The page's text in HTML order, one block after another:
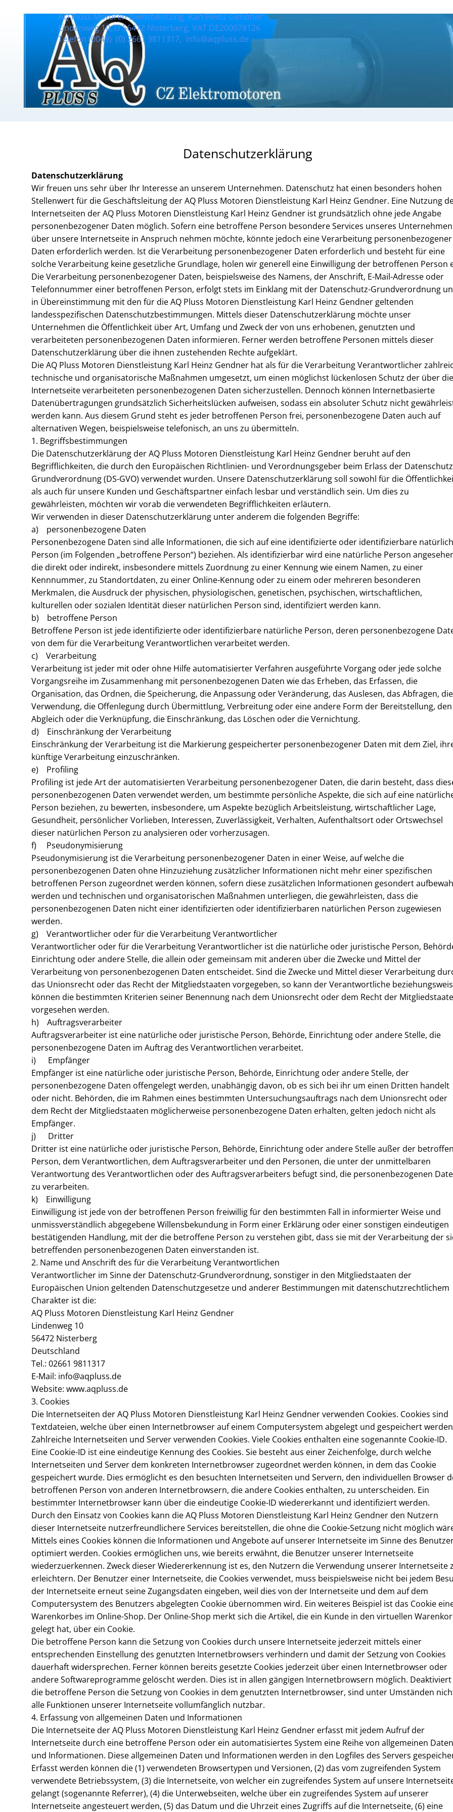
AQ Pluss Motoren Dienstleistung Karl Heinz Gendner
Lindenweg 10, D 56472 Nisterberg, VAT DE200078126
Telefon (0049) (0) 2661 9811317, info@aqpluss.de
Datenschutzerklärung
Datenschutzerklärung
Wir freuen uns sehr über Ihr Interesse an unserem Unternehmen. Datenschutz hat einen besonders hohen
Stellenwert für die Geschäftsleitung der AQ Pluss Motoren Dienstleistung Karl Heinz Gendner. Eine Nutzung
Internetseiten der AQ Pluss Motoren Dienstleistung Karl Heinz Gendner ist grundsätzlich ohne jede Angabe
personenbezogener Daten möglich. Sofern eine betroffene Person besondere Services unseres
über unsere Internetseite in Anspruch nehmen möchte, könnte jedoch eine Verarbeitung personenbezogener
Daten erforderlich werden. Ist die Verarbeitung personenbezogener Daten erforderlich und besteht für eine
solche Verarbeitung keine gesetzliche Grundlage, holen wir generell eine Einwilligung der betroffenen Person
Die Verarbeitung personenbezogener Daten, beispielsweise des Namens, der Anschrift, E-Mail-Adresse oder
Telefonnummer einer betroffenen Person, erfolgt stets im Einklang mit der Datenschutz-Grundverordnung
in Übereinstimmung mit den für die AQ Pluss Motoren Dienstleistung Karl Heinz Gendner geltenden
landesspezifischen Datenschutzbestimmungen. Mittels dieser Datenschutzerklärung möchte unser
Unternehmen die Öffentlichkeit über Art, Umfang und Zweck der von uns erhobenen, genutzten und
verarbeiteten personenbezogenen Daten informieren. Ferner werden betroffene Personen mittels dieser
Datenschutzerklärung über die ihnen zustehenden Rechte aufgeklärt.
Die AQ Pluss Motoren Dienstleistung Karl Heinz Gendner hat als für die Verarbeitung Verantwortlicher
technische und organisatorische Maßnahmen umgesetzt, um einen möglichst lückenlosen Schutz der über
Internetseite verarbeiteten personenbezogenen Daten sicherzustellen. Dennoch können Internetbasierte
Datenübertragungen grundsätzlich Sicherheitslücken aufweisen, sodass ein absoluter Schutz nicht
werden kann. Aus diesem Grund steht es jeder betroffenen Person frei, personenbezogene Daten auch auf
alternativen Wegen, beispielsweise telefonisch, an uns zu übermitteln.
1. Begriffsbestimmungen
Die Datenschutzerklärung der AQ Pluss Motoren Dienstleistung Karl Heinz Gendner beruht auf den
Begrifflichkeiten, die durch den Europäischen Richtlinien- und Verordnungsgeber beim Erlass der
Grundverordnung (DS-GVO) verwendet wurden. Unsere Datenschutzerklärung soll sowohl für die
als auch für unsere Kunden und Geschäftspartner einfach lesbar und verständlich sein. Um dies zu
gewährleisten, möchten wir vorab die verwendeten Begrifflichkeiten erläutern.
Wir verwenden in dieser Datenschutzerklärung unter anderem die folgenden Begriffe:
a) personenbezogene Daten
Personenbezogene Daten sind alle Informationen, die sich auf eine identifizierte oder identifizierbare
Person (im Folgenden „betroffene Person“) beziehen. Als identifizierbar wird eine natürliche Person
die direkt oder indirekt, insbesondere mittels Zuordnung zu einer Kennung wie einem Namen, zu einer
Kennnummer, zu Standortdaten, zu einer Online-Kennung oder zu einem oder mehreren besonderen
Merkmalen, die Ausdruck der physischen, physiologischen, genetischen, psychischen, wirtschaftlichen,
kulturellen oder sozialen Identität dieser natürlichen Person sind, identifiziert werden kann.
b) betroffene Person
Betroffene Person ist jede identifizierte oder identifizierbare natürliche Person, deren personenbezogene
von dem für die Verarbeitung Verantwortlichen verarbeitet werden.
c) Verarbeitung
Verarbeitung ist jeder mit oder ohne Hilfe automatisierter Verfahren ausgeführte Vorgang oder jede solche
Vorgangsreihe im Zusammenhang mit personenbezogenen Daten wie das Erheben, das Erfassen, die
Organisation, das Ordnen, die Speicherung, die Anpassung oder Veränderung, das Auslesen, das Abfragen, die
Verwendung, die Offenlegung durch Übermittlung, Verbreitung oder eine andere Form der Bereitstellung, den
Abgleich oder die Verknüpfung, die Einschränkung, das Löschen oder die Vernichtung.
d) Einschränkung der Verarbeitung
Einschränkung der Verarbeitung ist die Markierung gespeicherter personenbezogener Daten mit dem Ziel,
künftige Verarbeitung einzuschränken.
e) Profiling
Profiling ist jede Art der automatisierten Verarbeitung personenbezogener Daten, die darin besteht, dass
personenbezogenen Daten verwendet werden, um bestimmte persönliche Aspekte, die sich auf eine
Person beziehen, zu bewerten, insbesondere, um Aspekte bezüglich Arbeitsleistung, wirtschaftlicher Lage,
Gesundheit, persönlicher Vorlieben, Interessen, Zuverlässigkeit, Verhalten, Aufenthaltsort oder Ortswechsel
dieser natürlichen Person zu analysieren oder vorherzusagen.
f) Pseudonymisierung
Pseudonymisierung ist die Verarbeitung personenbezogener Daten in einer Weise, auf welche die
personenbezogenen Daten ohne Hinzuziehung zusätzlicher Informationen nicht mehr einer spezifischen
betroffenen Person zugeordnet werden können, sofern diese zusätzlichen Informationen gesondert
werden und technischen und organisatorischen Maßnahmen unterliegen, die gewährleisten, dass die
personenbezogenen Daten nicht einer identifizierten oder identifizierbaren natürlichen Person zugewiesen
werden.
g) Verantwortlicher oder für die Verarbeitung Verantwortlicher
Verantwortlicher oder für die Verarbeitung Verantwortlicher ist die natürliche oder juristische Person,
Einrichtung oder andere Stelle, die allein oder gemeinsam mit anderen über die Zwecke und Mittel der
Verarbeitung von personenbezogenen Daten entscheidet. Sind die Zwecke und Mittel dieser Verarbeitung
das Unionsrecht oder das Recht der Mitgliedstaaten vorgegeben, so kann der Verantwortliche
können die bestimmten Kriterien seiner Benennung nach dem Unionsrecht oder dem Recht der
vorgesehen werden.
h) Auftragsverarbeiter
Auftragsverarbeiter ist eine natürliche oder juristische Person, Behörde, Einrichtung oder andere Stelle, die
personenbezogene Daten im Auftrag des Verantwortlichen verarbeitet.
i) Empfänger
Empfänger ist eine natürliche oder juristische Person, Behörde, Einrichtung oder andere Stelle, der
personenbezogene Daten offengelegt werden, unabhängig davon, ob es sich bei ihr um einen Dritten handelt
oder nicht. Behörden, die im Rahmen eines bestimmten Untersuchungsauftrags nach dem Unionsrecht oder
dem Recht der Mitgliedstaaten möglicherweise personenbezogene Daten erhalten, gelten jedoch nicht als
Empfänger.
j) Dritter
Dritter ist eine natürliche oder juristische Person, Behörde, Einrichtung oder andere Stelle außer der
Person, dem Verantwortlichen, dem Auftragsverarbeiter und den Personen, die unter der unmittelbaren
Verantwortung des Verantwortlichen oder des Auftragsverarbeiters befugt sind, die personenbezogenen
zu verarbeiten.
k) Einwilligung
Einwilligung ist jede von der betroffenen Person freiwillig für den bestimmten Fall in informierter Weise und
unmissverständlich abgegebene Willensbekundung in Form einer Erklärung oder einer sonstigen eindeutigen
bestätigenden Handlung, mit der die betroffene Person zu verstehen gibt, dass sie mit der Verarbeitung der
betreffenden personenbezogenen Daten einverstanden ist.
2. Name und Anschrift des für die Verarbeitung Verantwortlichen
Verantwortlicher im Sinne der Datenschutz-Grundverordnung, sonstiger in den Mitgliedstaaten der
Europäischen Union geltenden Datenschutzgesetze und anderer Bestimmungen mit datenschutzrechtlichem
Charakter ist die:
AQ Pluss Motoren Dienstleistung Karl Heinz Gendner
Lindenweg 10
56472 Nisterberg
Deutschland
Tel.: 02661 9811317
E-Mail: info@aqpluss.de
Website: www.aqpluss.de
3. Cookies
Die Internetseiten der AQ Pluss Motoren Dienstleistung Karl Heinz Gendner verwenden Cookies. Cookies sind
Textdateien, welche über einen Internetbrowser auf einem Computersystem abgelegt und gespeichert
Zahlreiche Internetseiten und Server verwenden Cookies. Viele Cookies enthalten eine sogenannte Cookie-ID.
Eine Cookie-ID ist eine eindeutige Kennung des Cookies. Sie besteht aus einer Zeichenfolge, durch welche
Internetseiten und Server dem konkreten Internetbrowser zugeordnet werden können, in dem das Cookie
gespeichert wurde. Dies ermöglicht es den besuchten Internetseiten und Servern, den individuellen Browser
betroffenen Person von anderen Internetbrowsern, die andere Cookies enthalten, zu unterscheiden. Ein
bestimmter Internetbrowser kann über die eindeutige Cookie-ID wiedererkannt und identifiziert werden.
Durch den Einsatz von Cookies kann die AQ Pluss Motoren Dienstleistung Karl Heinz Gendner den Nutzern
dieser Internetseite nutzerfreundlichere Services bereitstellen, die ohne die Cookie-Setzung nicht möglich
Mittels eines Cookies können die Informationen und Angebote auf unserer Internetseite im Sinne des
optimiert werden. Cookies ermöglichen uns, wie bereits erwähnt, die Benutzer unserer Internetseite
wiederzuerkennen. Zweck dieser Wiedererkennung ist es, den Nutzern die Verwendung unserer Internetseite
erleichtern. Der Benutzer einer Internetseite, die Cookies verwendet, muss beispielsweise nicht bei jedem
der Internetseite erneut seine Zugangsdaten eingeben, weil dies von der Internetseite und dem auf dem
Computersystem des Benutzers abgelegten Cookie übernommen wird. Ein weiteres Beispiel ist das Cookie
Warenkorbes im Online-Shop. Der Online-Shop merkt sich die Artikel, die ein Kunde in den virtuellen
gelegt hat, über ein Cookie.
Die betroffene Person kann die Setzung von Cookies durch unsere Internetseite jederzeit mittels einer
entsprechenden Einstellung des genutzten Internetbrowsers verhindern und damit der Setzung von Cookies
dauerhaft widersprechen. Ferner können bereits gesetzte Cookies jederzeit über einen Internetbrowser oder
andere Softwareprogramme gelöscht werden. Dies ist in allen gängigen Internetbrowsern möglich. Deaktiviert
die betroffene Person die Setzung von Cookies in dem genutzten Internetbrowser, sind unter Umständen
alle Funktionen unserer Internetseite vollumfänglich nutzbar.
4. Erfassung von allgemeinen Daten und Informationen
Die Internetseite der AQ Pluss Motoren Dienstleistung Karl Heinz Gendner erfasst mit jedem Aufruf der
Internetseite durch eine betroffene Person oder ein automatisiertes System eine Reihe von allgemeinen Daten
und Informationen. Diese allgemeinen Daten und Informationen werden in den Logfiles des Servers
Erfasst werden können die (1) verwendeten Browsertypen und Versionen, (2) das vom zugreifenden System
verwendete Betriebssystem, (3) die Internetseite, von welcher ein zugreifendes System auf unsere
gelangt (sogenannte Referrer), (4) die Unterwebseiten, welche über ein zugreifendes System auf unserer
Internetseite angesteuert werden, (5) das Datum und die Uhrzeit eines Zugriffs auf die Internetseite, (6) eine